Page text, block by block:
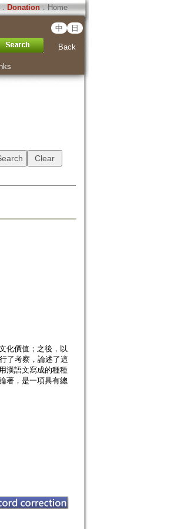
Donation．Home
中 日
Back
化價值；之後，以
了考察，論述了這
漢語文寫成的種種
著，是一項具有總